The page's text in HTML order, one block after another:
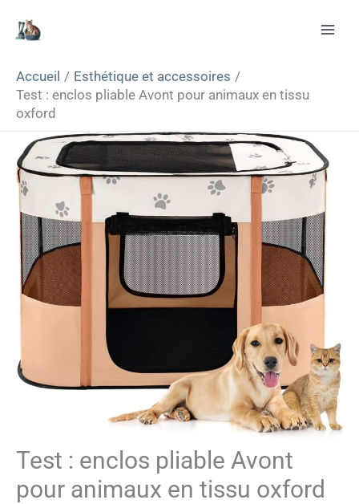
Accueil
Esthétique et accessoires
Test : enclos pliable Avont pour animaux en tissu
oxford
Test : enclos pliable Avont
pour animaux en tissu oxford